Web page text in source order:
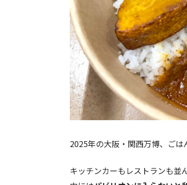
2025年の大阪・関西万博、ご
キッチンカーもレストランも並